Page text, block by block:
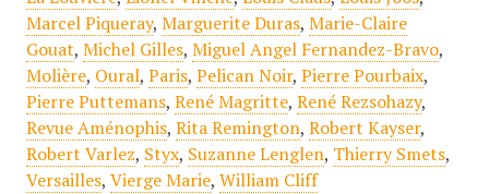
Marcel Piqueray, Marguerite Duras, Marie-Claire
Gouat, Michel Gilles, Miguel Angel Fernandez-Bravo,
Molière, Oural, Paris, Pelican Noir, Pierre Pourbaix,
Pierre Puttemans, René Magritte, René Rezsohazy,
Revue Aménophis, Rita Remington, Robert Kayser,
Robert Varlez, Styx, Suzanne Lenglen, Thierry Smets,
Versailles, Vierge Marie, William Cliff